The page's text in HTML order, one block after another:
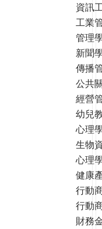
資訊
工業
管理
新聞
傳播
公共
經營
幼兒
心理
生物
心理
健康
行動
行動
財務